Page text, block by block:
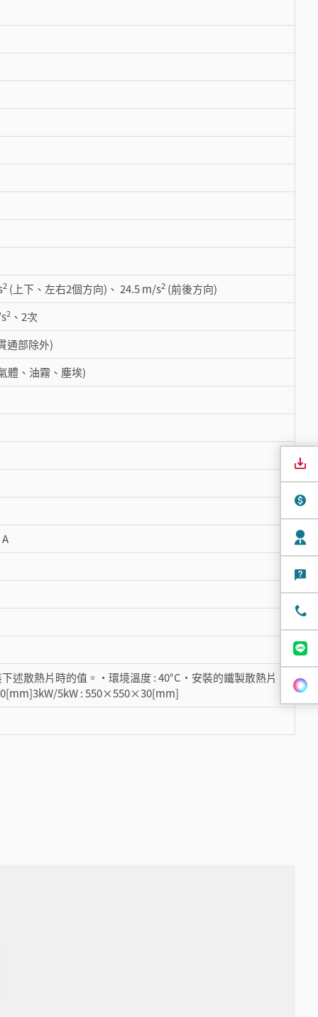
2 (上下、左右2個方向)、 24.5 m/s2 (前後方向)
2 、2次
通部除外)
體、油霧、塵埃)
述散熱片時的值。・環境溫度 : 40°C・安裝的鐵製散熱片
5kW : 550×550×30[mm]